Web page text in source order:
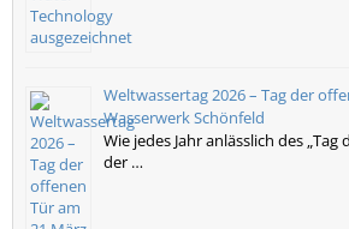
Weltwassertag 2026 – Tag der
Wasserwerk Schönfeld
Wie jedes Jahr anlässlich des „Tag
der …